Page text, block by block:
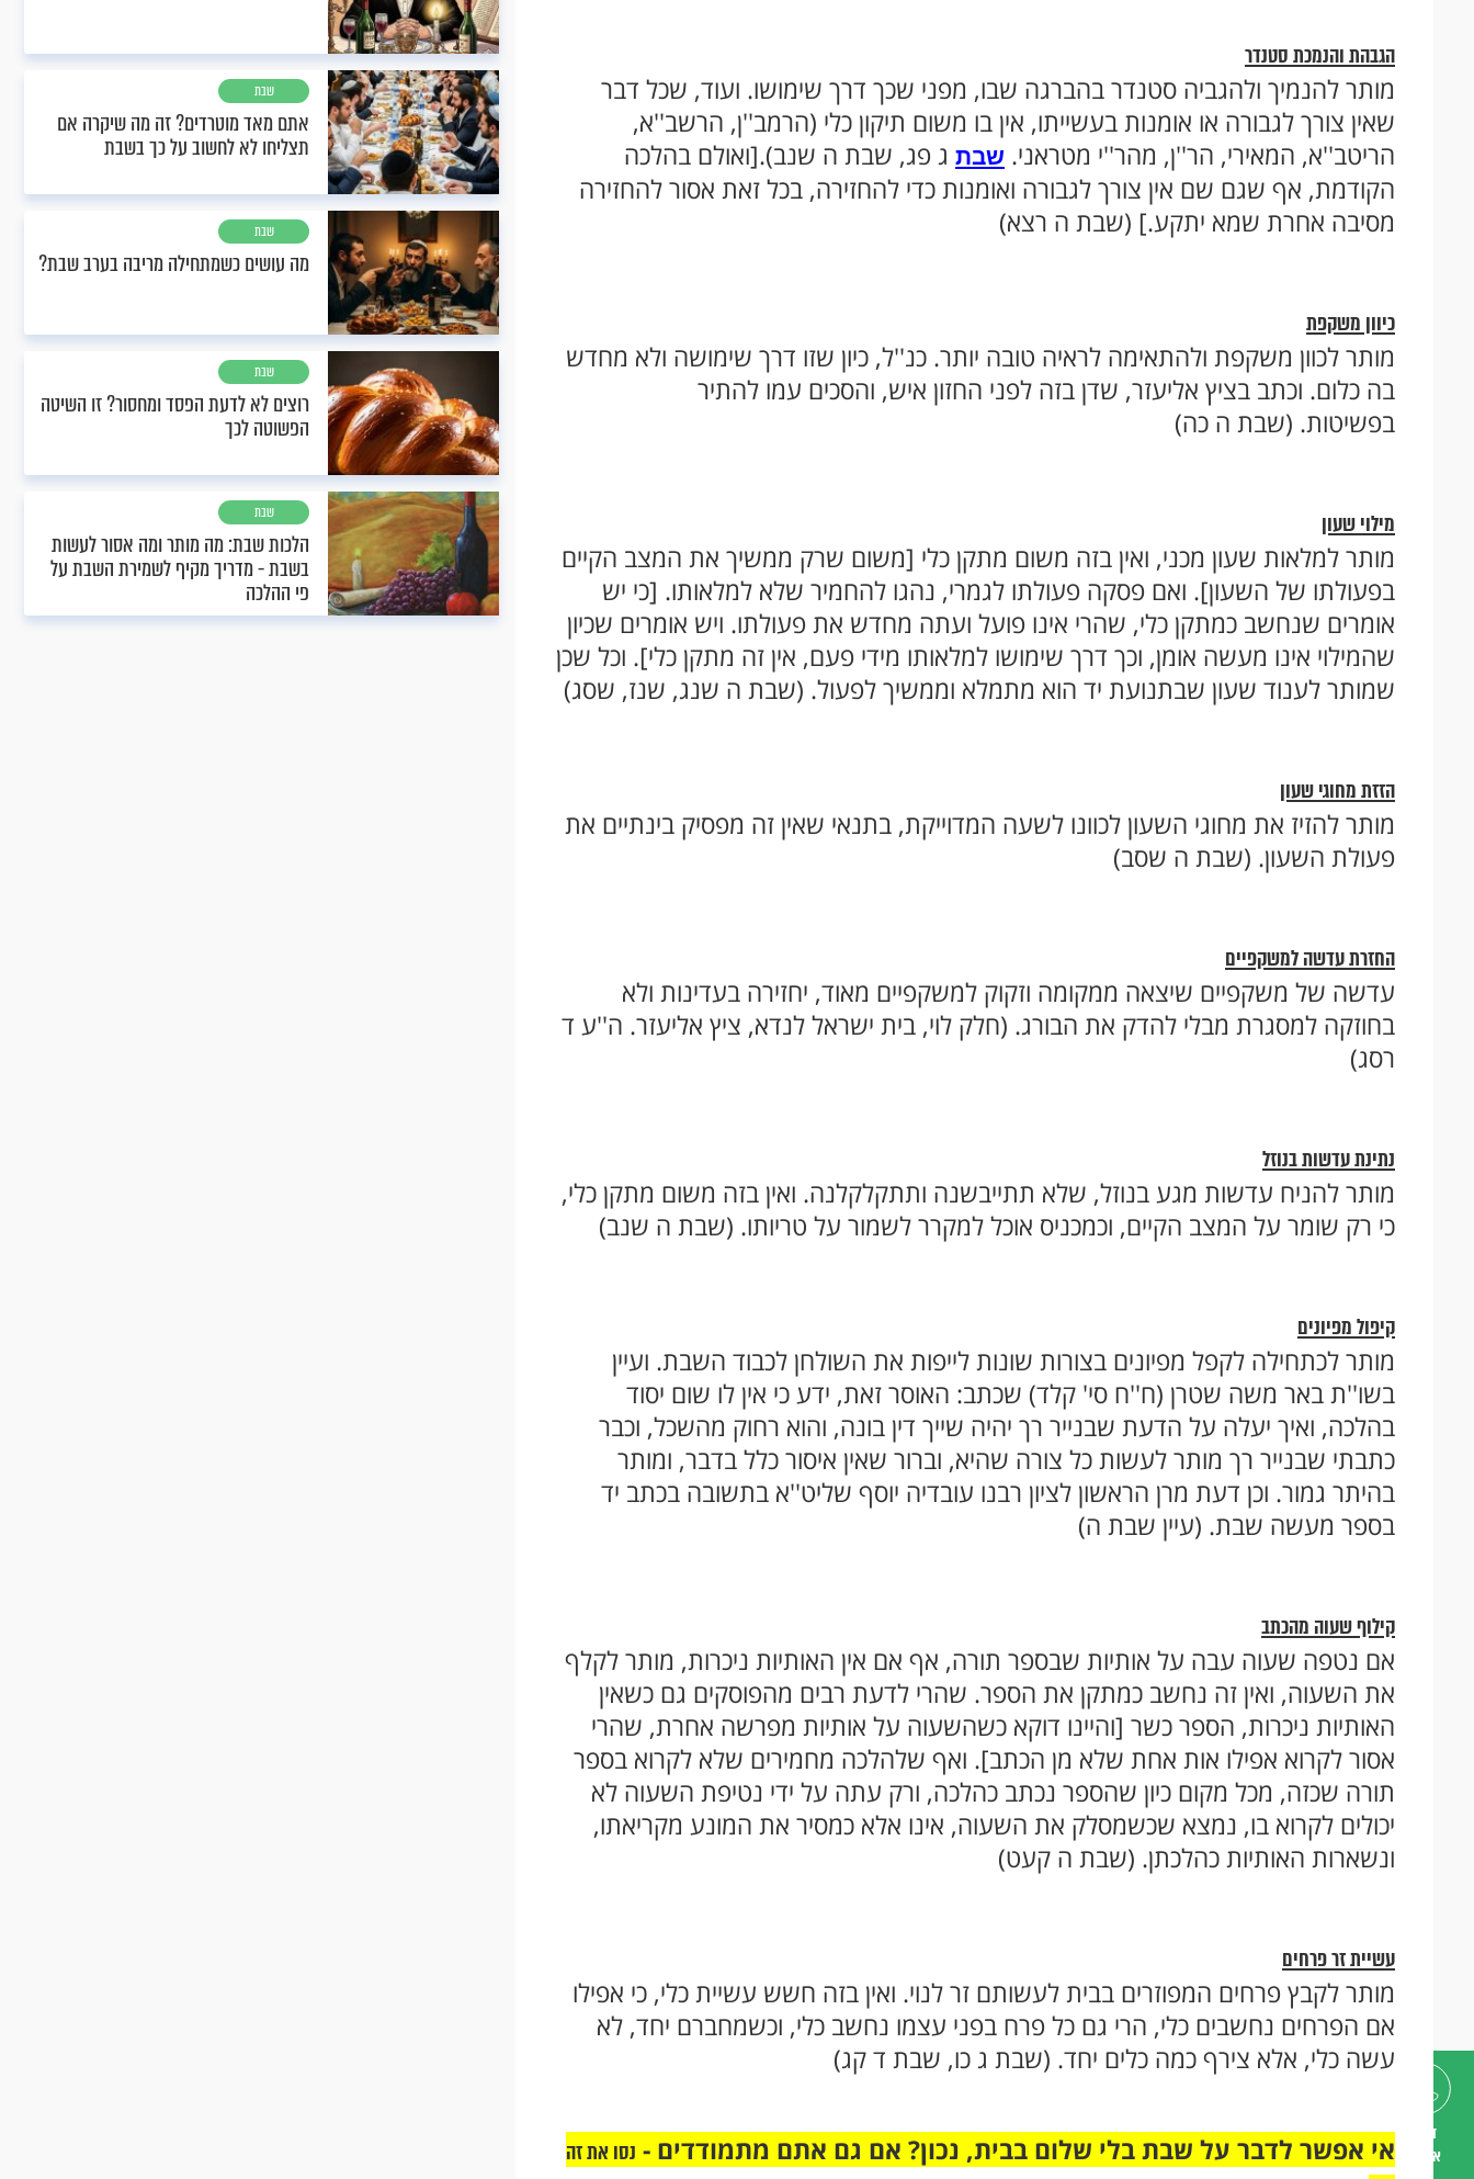
דברו
איתנו
הגבהת והנמכת סטנדר
מותר להנמיך ולהגביה סטנדר בהברגה שבו, מפני שכך דרך שימושו. ועוד, שכל דבר
שאין צורך לגבורה או אומנות בעשייתו, אין בו משום תיקון כלי (הרמב''ן, הרשב''א,
הריטב''א, המאירי, הר''ן, מהר''י מטראני. שבת ג פג, שבת ה שנב).[ואולם בהלכה
הקודמת, אף שגם שם אין צורך לגבורה ואומנות כדי להחזירה, בכל זאת אסור להחזירה
מסיבה אחרת שמא יתקע.] (שבת ה רצא)
כיוון משקפת
מותר לכוון משקפת ולהתאימה לראיה טובה יותר. כנ''ל, כיון שזו דרך שימושה ולא מחדש
בה כלום. וכתב בציץ אליעזר, שדן בזה לפני החזון איש, והסכים עמו להתיר
בפשיטות. (שבת ה כה)
מילוי שעון
מותר למלאות שעון מכני, ואין בזה משום מתקן כלי [משום שרק ממשיך את המצב הקיים
בפעולתו של השעון]. ואם פסקה פעולתו לגמרי, נהגו להחמיר שלא למלאותו. [כי יש
אומרים שנחשב כמתקן כלי, שהרי אינו פועל ועתה מחדש את פעולתו. ויש אומרים שכיון
שהמילוי אינו מעשה אומן, וכך דרך שימושו למלאותו מידי פעם, אין זה מתקן כלי]. וכל שכן
שמותר לענוד שעון שבתנועת יד הוא מתמלא וממשיך לפעול. (שבת ה שנג, שנז, שסג)
הזזת מחוגי שעון
מותר להזיז את מחוגי השעון לכוונו לשעה המדוייקת, בתנאי שאין זה מפסיק בינתיים את
פעולת השעון. (שבת ה שסב)
החזרת עדשה למשקפיים
עדשה של משקפיים שיצאה ממקומה וזקוק למשקפיים מאוד, יחזירה בעדינות ולא
בחוזקה למסגרת מבלי להדק את הבורג. (חלק לוי, בית ישראל לנדא, ציץ אליעזר. ה''ע ד
רסג)
נתינת עדשות בנוזל
מותר להניח עדשות מגע בנוזל, שלא תתייבשנה ותתקלקלנה. ואין בזה משום מתקן כלי,
כי רק שומר על המצב הקיים, וכמכניס אוכל למקרר לשמור על טריותו. (שבת ה שנב)
קיפול מפיונים
מותר לכתחילה לקפל מפיונים בצורות שונות לייפות את השולחן לכבוד השבת. ועיין
בשו''ת באר משה שטרן (ח''ח סי' קלד) שכתב: האוסר זאת, ידע כי אין לו שום יסוד
בהלכה, ואיך יעלה על הדעת שבנייר רך יהיה שייך דין בונה, והוא רחוק מהשכל, וכבר
כתבתי שבנייר רך מותר לעשות כל צורה שהיא, וברור שאין איסור כלל בדבר, ומותר
בהיתר גמור. וכן דעת מרן הראשון לציון רבנו עובדיה יוסף שליט''א בתשובה בכתב יד
בספר מעשה שבת. (עיין שבת ה)
קילוף שעוה מהכתב
אם נטפה שעוה עבה על אותיות שבספר תורה, אף אם אין האותיות ניכרות, מותר לקלף
את השעוה, ואין זה נחשב כמתקן את הספר. שהרי לדעת רבים מהפוסקים גם כשאין
האותיות ניכרות, הספר כשר [והיינו דוקא כשהשעוה על אותיות מפרשה אחרת, שהרי
אסור לקרוא אפילו אות אחת שלא מן הכתב]. ואף שלהלכה מחמירים שלא לקרוא בספר
תורה שכזה, מכל מקום כיון שהספר נכתב כהלכה, ורק עתה על ידי נטיפת השעוה לא
יכולים לקרוא בו, נמצא שכשמסלק את השעוה, אינו אלא כמסיר את המונע מקריאתו,
ונשארות האותיות כהלכתן. (שבת ה קעט)
עשיית זר פרחים
מותר לקבץ פרחים המפוזרים בבית לעשותם זר לנוי. ואין בזה חשש עשיית כלי, כי אפילו
אם הפרחים נחשבים כלי, הרי גם כל פרח בפני עצמו נחשב כלי, וכשמחברם יחד, לא
עשה כלי, אלא צירף כמה כלים יחד. (שבת ג כו, שבת ד קג)
אי אפשר לדבר על שבת בלי שלום בבית, נכון? אם גם אתם מתמודדים - נסו את זה
שבת
אתם מאד מוטרדים? זה מה שיקרה אם
תצליחו לא לחשוב על כך בשבת
שבת
מה עושים כשמתחילה מריבה בערב שבת?
שבת
רוצים לא לדעת הפסד ומחסור? זו השיטה
הפשוטה לכך
שבת
הלכות שבת: מה מותר ומה אסור לעשות
בשבת - מדריך מקיף לשמירת השבת על
פי ההלכה